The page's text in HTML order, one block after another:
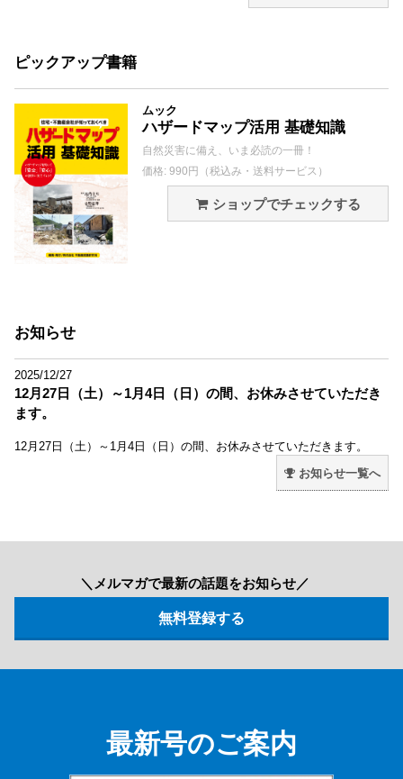
ピックアップ書籍
ムック
ハザードマップ活用 基礎知識
自然災害に備え、いま必読の一冊！
価格: 990円（税込み・送料サービス）
ショップでチェックする
お知らせ
2025/12/27
12月27日（土）～1月4日（日）の間、お休みさせていただき
ます。
12月27日（土）～1月4日（日）の間、お休みさせていただきます。
お知らせ一覧へ
＼メルマガで最新の話題をお知らせ／
最新号のご案内